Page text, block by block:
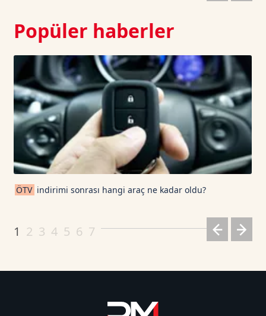
Popüler haberler
ÖTV indirimi sonrası hangi araç ne kadar oldu?
1 2 3 4 5 6 7